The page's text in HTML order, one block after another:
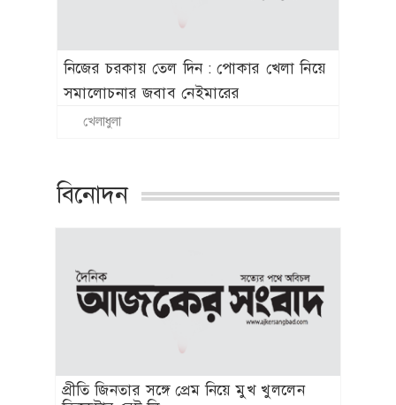
‘স্পাইডার-ম্যান’ খ্যাত অভিনেত্রী মেরি এগিদা
রিভেরা আর নেই
বিনোদন
শাকিবের অনুরোধে সিনেমায় ফিরতে রাজি
ববিতা
ওস্তাদ আজিজুল ইসলামের অপূর্ব বংশী বাদনে